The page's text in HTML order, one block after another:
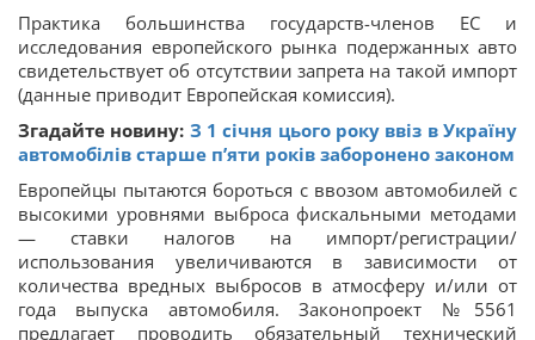
Практика большинства государств-членов ЕС и
исследования европейского рынка подержанных авто
свидетельствует об отсутствии запрета на такой импорт
(данные приводит Европейская комиссия).
Згадайте новину: З 1 січня цього року ввіз в Україну
автомобілів старше п’яти років заборонено законом
Европейцы пытаются бороться с ввозом автомобилей с
высокими уровнями выброса фискальными методами
— ставки налогов на импорт/регистрации/
использования увеличиваются в зависимости от
количества вредных выбросов в атмосферу и/или от
года выпуска автомобиля. Законопроект №5561
предлагает проводить обязательный технический